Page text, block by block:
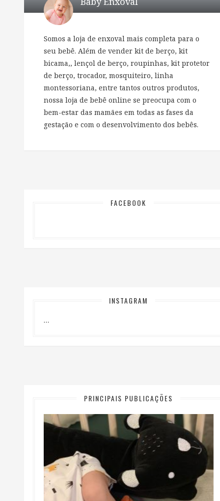
Somos a loja de enxoval mais completa para o
seu bebê. Além de vender kit de berço, kit
bicama,, lençol de berço, roupinhas, kit protetor
de berço, trocador, mosquiteiro, linha
montessoriana, entre tantos outros produtos,
nossa loja de bebê online se preocupa com o
bem-estar das mamães em todas as fases da
gestação e com o desenvolvimento dos bebês.
FACEBOOK
INSTAGRAM
…
PRINCIPAIS PUBLICAÇÕES